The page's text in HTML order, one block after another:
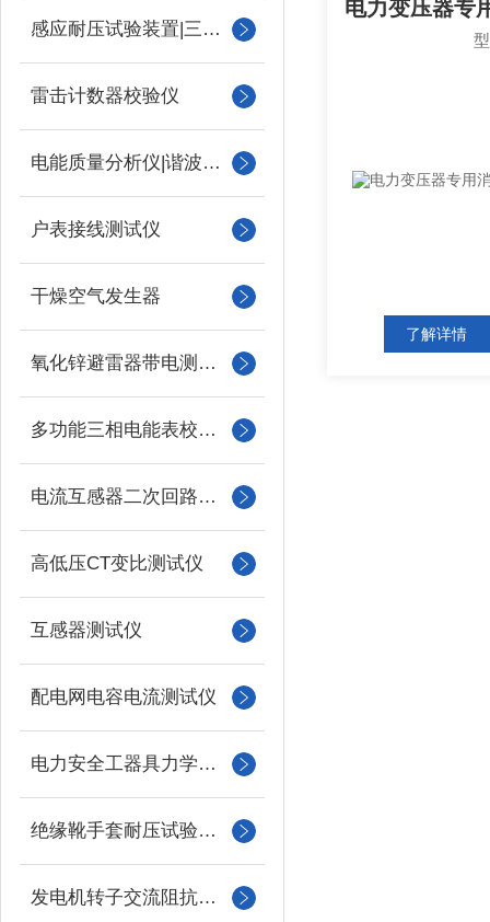
感应耐压试验装置|三倍频
雷击计数器校验仪
电能质量分析仪|谐波测试
户表接线测试仪
干燥空气发生器
氧化锌避雷器带电测试仪（氧化锌避雷器测试仪）
多功能三相电能表校验仪
电流互感器二次回路负载测试仪
高低压CT变比测试仪
互感器测试仪
配电网电容电流测试仪
电力安全工器具力学性能试验机
绝缘靴手套耐压试验装置
发电机转子交流阻抗测试仪
了解详情